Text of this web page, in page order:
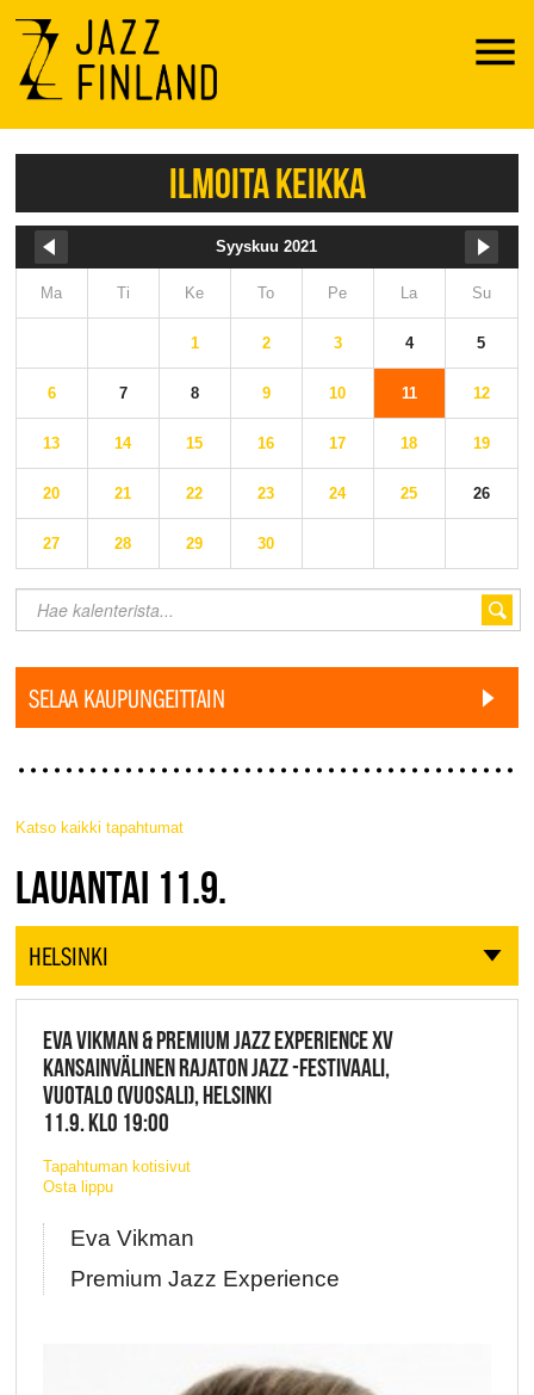
Menu
ILMOITA KEIKKA
Syyskuu 2021
Ma Ti Ke To Pe La Su
1 2 3 4 5
6 7 8 9 10 11 12
13 14 15 16 17 18 19
20 21 22 23 24 25 26
27 28 29 30
SELAA KAUPUNGEITTAIN
Katso kaikki tapahtumat
JAZZ FINLAND LIVE
LAUANTAI 11.9.
HELSINKI
EVA VIKMAN & PREMIUM JAZZ EXPERIENCE XV
KANSAINVÄLINEN RAJATON JAZZ -FESTIVAALI,
VUOTALO (VUOSALI), HELSINKI
11.9. KLO 19:00
Tapahtuman kotisivut
Osta lippu
Eva Vikman
Premium Jazz Experience